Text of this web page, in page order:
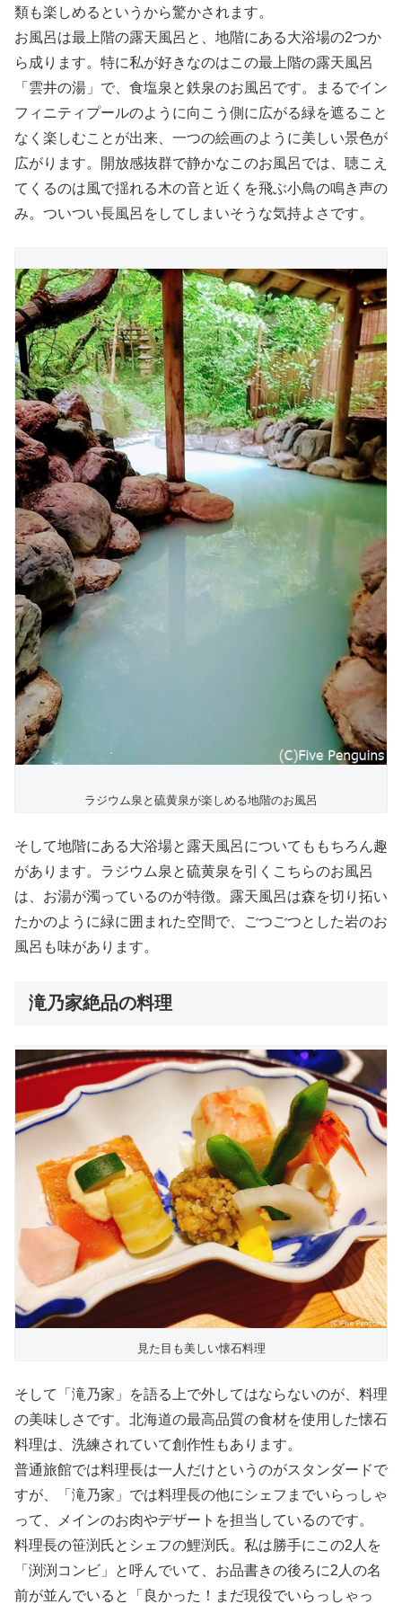
類も楽しめるというから驚かされます。
お風呂は最上階の露天風呂と、地階にある大浴場の2つか
ら成ります。特に私が好きなのはこの最上階の露天風呂
「雲井の湯」で、食塩泉と鉄泉のお風呂です。まるでイン
フィニティプールのように向こう側に広がる緑を遮ること
なく楽しむことが出来、一つの絵画のように美しい景色が
広がります。開放感抜群で静かなこのお風呂では、聴こえ
てくるのは風で揺れる木の音と近くを飛ぶ小鳥の鳴き声の
み。ついつい長風呂をしてしまいそうな気持よさです。
ラジウム泉と硫黄泉が楽しめる地階のお風呂
そして地階にある大浴場と露天風呂についてももちろん趣
があります。ラジウム泉と硫黄泉を引くこちらのお風呂
は、お湯が濁っているのが特徴。露天風呂は森を切り拓い
たかのように緑に囲まれた空間で、ごつごつとした岩のお
風呂も味があります。
滝乃家絶品の料理
見た目も美しい懐石料理
そして「滝乃家」を語る上で外してはならないのが、料理
の美味しさです。北海道の最高品質の食材を使用した懐石
料理は、洗練されていて創作性もあります。
普通旅館では料理長は一人だけというのがスタンダードで
すが、「滝乃家」では料理長の他にシェフまでいらっしゃ
って、メインのお肉やデザートを担当しているのです。
料理長の笹渕氏とシェフの鯉渕氏。私は勝手にこの2人を
「渕渕コンビ」と呼んでいて、お品書きの後ろに2人の名
前が並んでいると「良かった！まだ現役でいらっしゃっ